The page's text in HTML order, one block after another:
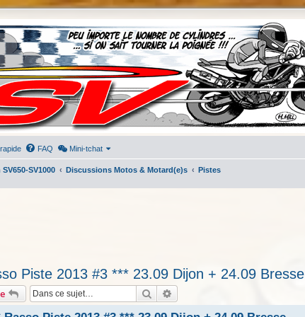
FAQ Mini-tchat
SV1000 Discussions Motos & Motard(e)s Pistes
Piste 2013 #3 *** 23.09 Dijon + 24.09 Bresse
Rechercher